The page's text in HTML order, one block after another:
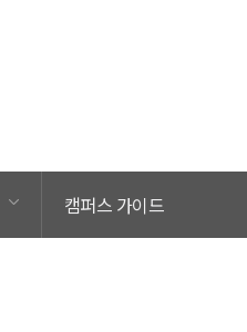
캠퍼스 가이드